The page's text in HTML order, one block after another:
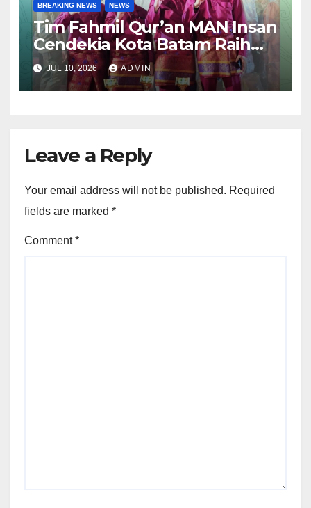
BREAKING NEWS NEWS
Tim Fahmil Qur’an MAN Insan
Cendekia Kota Batam Raih
Juara I MTQ XII Tingkat
Provinsi Kepulauan Riau
JUL 10, 2026 ADMIN
Leave a Reply
Your email address will not be published. Required
fields are marked *
Comment*